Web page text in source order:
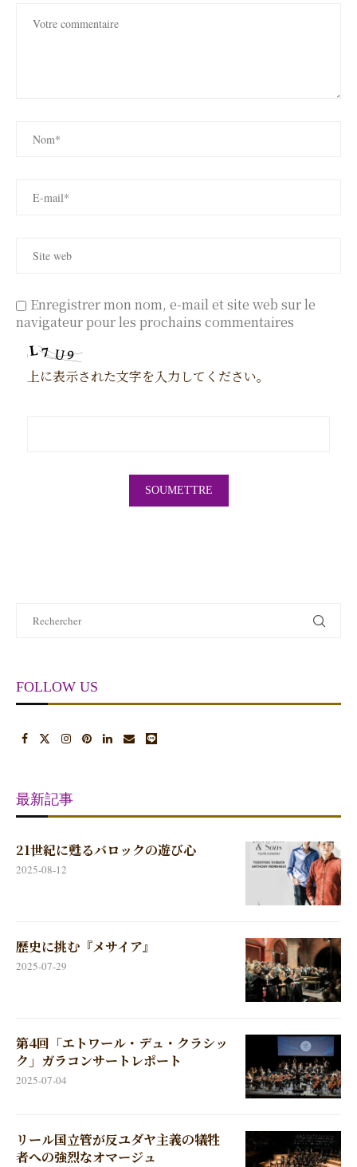
Enregistrer mon nom, e-mail et site web sur le
navigateur pour les prochains commentaires
上に表示された文字を入力してください。
FOLLOW US
最新記事
21世紀に甦るバロックの遊び心
2025-08-12
歴史に挑む『メサイア』
2025-07-29
第4回「エトワール・デュ・クラシッ
ク」ガラコンサートレポート
2025-07-04
リール国立管が反ユダヤ主義の犠牲
者への強烈なオマージュ